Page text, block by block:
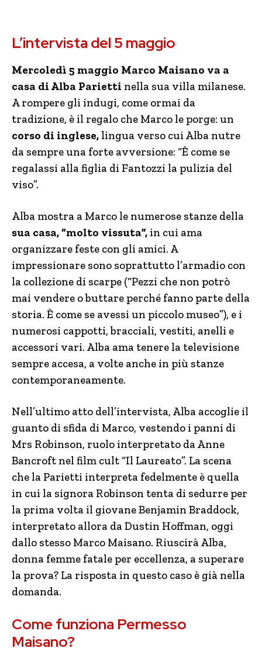
L’intervista del 5 maggio
Mercoledì 5 maggio Marco Maisano va a
casa di Alba Parietti nella sua villa milanese.
A rompere gli indugi, come ormai da
tradizione, è il regalo che Marco le porge: un
corso di inglese, lingua verso cui Alba nutre
da sempre una forte avversione: “È come se
regalassi alla figlia di Fantozzi la pulizia del
viso”.
Alba mostra a Marco le numerose stanze della
sua casa, “molto vissuta”, in cui ama
organizzare feste con gli amici. A
impressionare sono soprattutto l’armadio con
la collezione di scarpe (“Pezzi che non potrò
mai vendere o buttare perché fanno parte della
storia. È come se avessi un piccolo museo”), e i
numerosi cappotti, bracciali, vestiti, anelli e
accessori vari. Alba ama tenere la televisione
sempre accesa, a volte anche in più stanze
contemporaneamente.
Nell’ultimo atto dell’intervista, Alba accoglie il
guanto di sfida di Marco, vestendo i panni di
Mrs Robinson, ruolo interpretato da Anne
Bancroft nel film cult “Il Laureato”. La scena
che la Parietti interpreta fedelmente è quella
in cui la signora Robinson tenta di sedurre per
la prima volta il giovane Benjamin Braddock,
interpretato allora da Dustin Hoffman, oggi
dallo stesso Marco Maisano. Riuscirà Alba,
donna femme fatale per eccellenza, a superare
la prova? La risposta in questo caso è già nella
domanda.
Come funziona Permesso
Maisano?